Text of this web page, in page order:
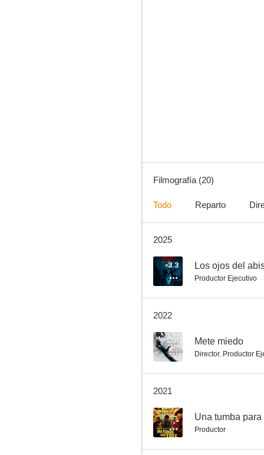
--
Filmografía (20)
Todo Reparto
2025
3.3 Los ojos del
Productor Ejecutivo
2022
2.8 Mete miedo
Director, Productor
2021
-- Una tumba para
Productor